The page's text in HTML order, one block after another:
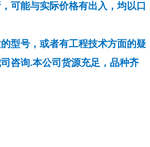
可能与实际价格有出入，均以口
型号，或者有工程技术方面的疑
咨询.本公司货源充足，品种齐